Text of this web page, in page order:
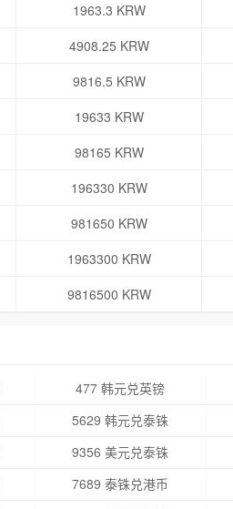
1963.3 KRW
4908.25 KRW
9816.5 KRW
19633 KRW
98165 KRW
196330 KRW
981650 KRW
1963300 KRW
9816500 KRW
477 韩元兑英镑
5629 韩元兑泰铢
9356 美元兑泰铢
7689 泰铢兑港币